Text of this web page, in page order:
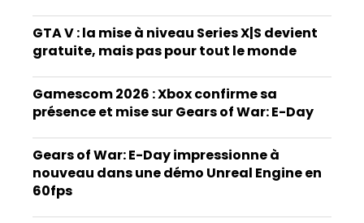
GTA V : la mise à niveau Series X|S devient
gratuite, mais pas pour tout le monde
Gamescom 2026 : Xbox confirme sa
présence et mise sur Gears of War: E-Day
Gears of War: E-Day impressionne à
nouveau dans une démo Unreal Engine en
60fps